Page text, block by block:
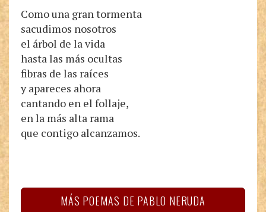
Como una gran tormenta
sacudimos nosotros
el árbol de la vida
hasta las más ocultas
fibras de las raíces
y apareces ahora
cantando en el follaje,
en la más alta rama
que contigo alcanzamos.
MÁS POEMAS DE PABLO NERUDA